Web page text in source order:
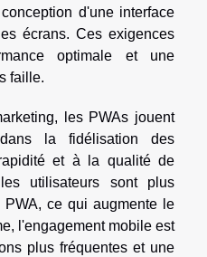
d'une interface
écrans. Ces exigences
optimale et une
faille.
les PWAs jouent
la fidélisation des
et à la qualité de
utilisateurs sont plus
ce qui augmente le
l'engagement mobile est
plus fréquentes et une